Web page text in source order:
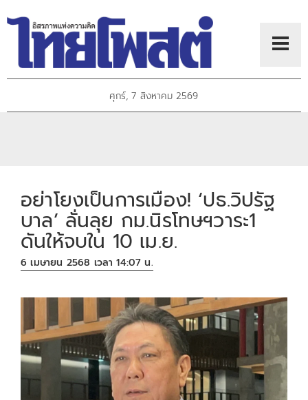
ศุกร์, 7 สิงหาคม 2569
อย่าโยงเป็นการเมือง! ‘ปธ.วิปรัฐ
บาล’ ลั่นลุย กม.นิรโทษฯวาระ1
ดันให้จบใน 10 เม.ย.
6 เมษายน 2568 เวลา 14:07 น.